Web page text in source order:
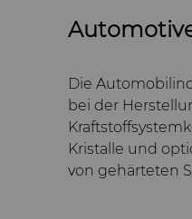
Die
bei der
Kristalle und
von gehärteten